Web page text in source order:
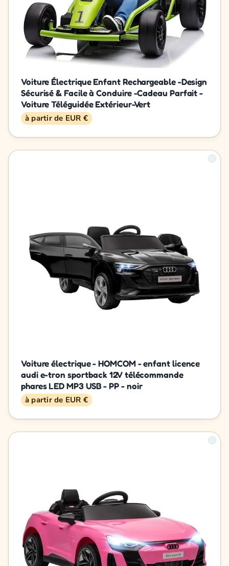
Voiture Électrique Enfant Rechargeable -Design
Sécurisé & Facile à Conduire -Cadeau Parfait -
Voiture Téléguidée Extérieur-Vert
à partir de EUR €
Voiture électrique - HOMCOM - enfant licence
audi e-tron sportback 12V télécommande
phares LED MP3 USB - PP - noir
à partir de EUR €